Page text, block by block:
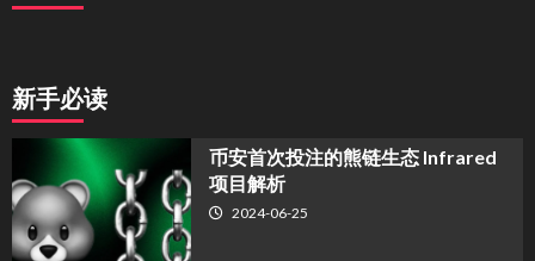
新手必读
币安首次投注的熊链生态 Infrared
项目解析
2024-06-25